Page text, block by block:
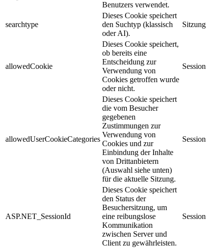
Benutzers verwendet.
searchtype
Dieses Cookie speichert
den Suchtyp (klassisch
oder AI).
Sitzung
allowedCookie
Dieses Cookie speichert,
ob bereits eine
Entscheidung zur
Verwendung von
Cookies getroffen wurde
oder nicht.
Session
allowedUserCookieCategories
Dieses Cookie speichert
die vom Besucher
gegebenen
Zustimmungen zur
Verwendung von
Cookies und zur
Einbindung der Inhalte
von Drittanbietern
(Auswahl siehe unten)
für die aktuelle Sitzung.
Session
ASP.NET_SessionId
Dieses Cookie speichert
den Status der
Besuchersitzung, um
eine reibungslose
Kommunikation
zwischen Server und
Client zu gewährleisten.
Session